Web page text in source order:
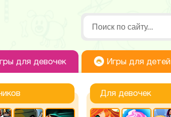
для девочек Игры для детей
Для девочек